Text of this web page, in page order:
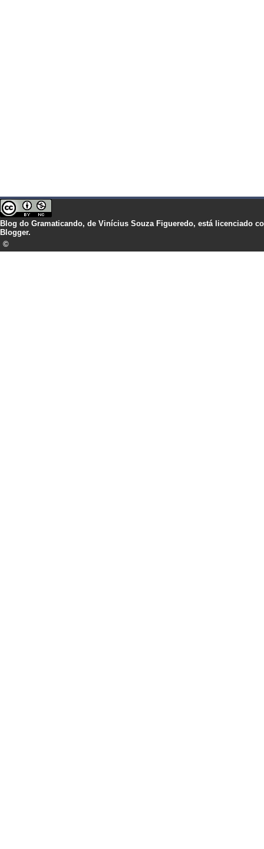
Blog do Gramaticando, de Vinícius Souza Figueredo, está licenciado
Blogger.
©